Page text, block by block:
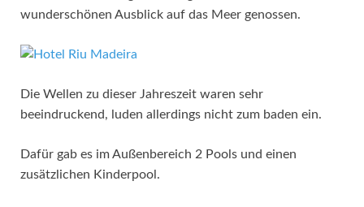
wunderschönen Ausblick auf das Meer genossen.
Die Wellen zu dieser Jahreszeit waren sehr
beeindruckend, luden allerdings nicht zum baden ein.
Dafür gab es im Außenbereich 2 Pools und einen
zusätzlichen Kinderpool.